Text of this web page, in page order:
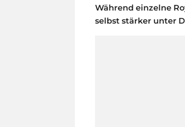
Während einzelne
selbst stärker unter